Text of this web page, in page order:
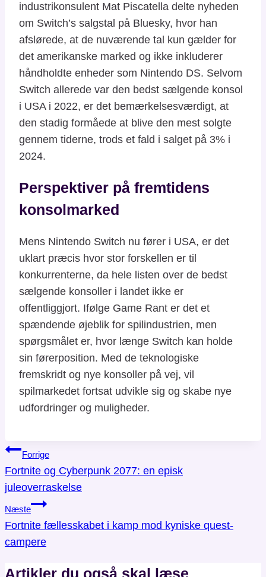
industrikonsulent Mat Piscatella delte nyheden
om Switch’s salgstal på Bluesky, hvor han
afslørede, at de nuværende tal kun gælder for
det amerikanske marked og ikke inkluderer
håndholdte enheder som Nintendo DS. Selvom
Switch allerede var den bedst sælgende konsol
i USA i 2022, er det bemærkelsesværdigt, at
den stadig formåede at blive den mest solgte
gennem tiderne, trods et fald i salget på 3% i
2024.
Perspektiver på fremtidens
konsolmarked
Mens Nintendo Switch nu fører i USA, er det
uklart præcis hvor stor forskellen er til
konkurrenterne, da hele listen over de bedst
sælgende konsoller i landet ikke er
offentliggjort. Ifølge Game Rant er det et
spændende øjeblik for spilindustrien, men
spørgsmålet er, hvor længe Switch kan holde
sin førerposition. Med de teknologiske
fremskridt og nye konsoller på vej, vil
spilmarkedet fortsat udvikle sig og skabe nye
udfordringer og muligheder.
Indlægsnavigation
Forrige
Fortnite og Cyberpunk 2077: en episk
juleoverraskelse
Næste
Fortnite fællesskabet i kamp mod kyniske quest-
campere
Artikler du også skal læse